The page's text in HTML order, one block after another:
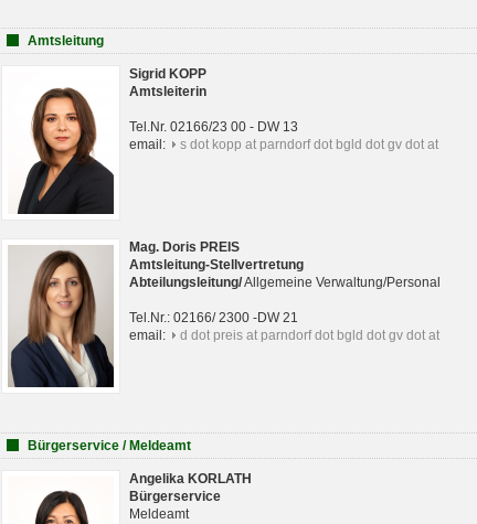
Amtsleitung
Sigrid KOPP
Amtsleiterin
Tel.Nr. 02166/23 00 - DW 13
email:
s dot kopp at parndorf dot bgld dot gv dot at
Mag. Doris PREIS
Amtsleitung-Stellvertretung
Abteilungsleitung/Allgemeine Verwaltung/Personal
Tel.Nr.: 02166/ 2300 -DW 21
email:
d dot preis at parndorf dot bgld dot gv dot at
Bürgerservice / Meldeamt
Angelika KORLATH
Bürgerservice
Meldeamt